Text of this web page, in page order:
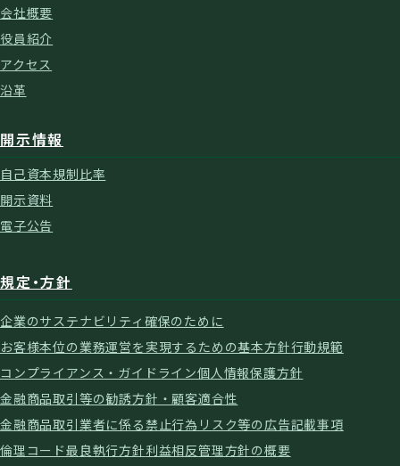
会社概要
役員紹介
アクセス
沿革
開示情報
自己資本規制比率
開示資料
電子公告
規定・方針
企業のサステナビリティ確保のために
お客様本位の業務運営を実現するための基本方針行動規範
コンプライアンス・ガイドライン個人情報保護方針
金融商品取引等の勧誘方針・顧客適合性
金融商品取引業者に係る禁止行為 リスク等の広告記載事項
倫理コード最良執行方針利益相反管理方針の概要